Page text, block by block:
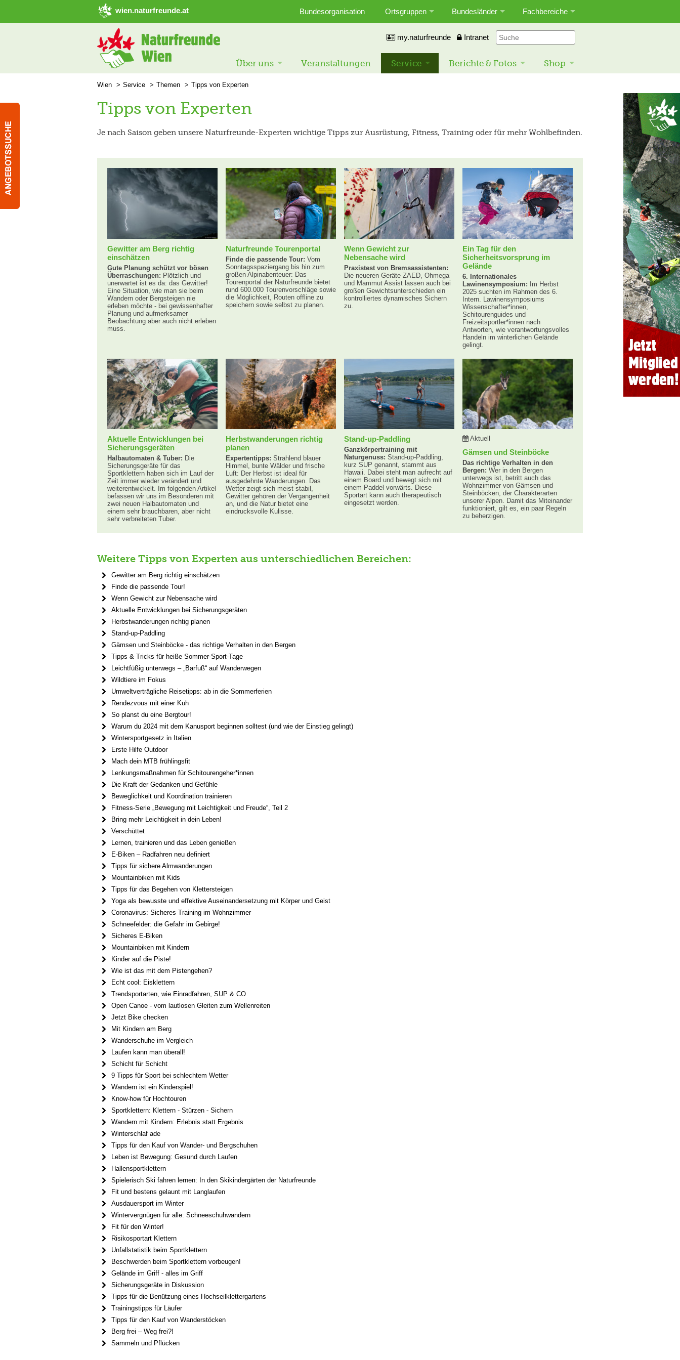
➜ Hauptregion der Seite anspringen
wien.naturfreunde.at Bundesorganisation Ortsgruppen Bundesländer Fachbereiche
my.naturfreunde Intranet
Über uns Veranstaltungen Service Berichte & Fotos Shop
Wien Service Themen Tipps von Experten
Tipps von Experten
Je nach Saison geben unsere Naturfreunde-Experten wichtige Tipps zur Ausrüstung, Fitness, Training oder für mehr Wohlbefinden.
Gewitter am Berg richtig
einschätzen
Gute Planung schützt vor bösen
Überraschungen: Plötzlich und
unerwartet ist es da: das Gewitter!
Eine Situation, wie man sie beim
Wandern oder Bergsteigen nie
erleben möchte - bei gewissenhafter
Planung und aufmerksamer
Beobachtung aber auch nicht erleben
muss.
Naturfreunde Tourenportal
Finde die passende Tour: Vom
Sonntagsspaziergang bis hin zum
großen Alpinabenteuer: Das
Tourenportal der Naturfreunde bietet
rund 600.000 Tourenvorschläge sowie
die Möglichkeit, Routen offline zu
speichern sowie selbst zu planen.
Wenn Gewicht zur
Nebensache wird
Praxistest von Bremsassistenten:
Die neueren Geräte ZAED, Ohmega
und Mammut Assist lassen auch bei
großen Gewichtsunterschieden ein
kontrolliertes dynamisches Sichern
zu.
Ein Tag für den
Sicherheitsvorsprung im
Gelände
6. Internationales
Lawinensymposium: Im Herbst
2025 suchten im Rahmen des 6.
Intern. Lawinensymposiums
Wissenschafter*innen,
Schitourenguides und
Freizeitsportler*innen nach
Antworten, wie verantwortungsvolles
Handeln im winterlichen Gelände
gelingt.
Aktuelle Entwicklungen bei
Sicherungsgeräten
Halbautomaten & Tuber: Die
Sicherungsgeräte für das
Sportklettern haben sich im Lauf der
Zeit immer wieder verändert und
weiterentwickelt. Im folgenden Artikel
befassen wir uns im Besonderen mit
zwei neuen Halbautomaten und
einem sehr brauchbaren, aber nicht
sehr verbreiteten Tuber.
Herbstwanderungen richtig
planen
Expertentipps: Strahlend blauer
Himmel, bunte Wälder und frische
Luft: Der Herbst ist ideal für
ausgedehnte Wanderungen. Das
Wetter zeigt sich meist stabil,
Gewitter gehören der Vergangenheit
an, und die Natur bietet eine
eindrucksvolle Kulisse.
Stand-up-Paddling
Ganzkörpertraining mit
Naturgenuss: Stand-up-Paddling,
kurz SUP genannt, stammt aus
Hawaii. Dabei steht man aufrecht auf
einem Board und bewegt sich mit
einem Paddel vorwärts. Diese
Sportart kann auch therapeutisch
eingesetzt werden.
Aktuell
Gämsen und Steinböcke
Das richtige Verhalten in den
Bergen: Wer in den Bergen
unterwegs ist, betritt auch das
Wohnzimmer von Gämsen und
Steinböcken, der Charakterarten
unserer Alpen. Damit das Miteinander
funktioniert, gilt es, ein paar Regeln
zu beherzigen.
Weitere Tipps von Experten aus unterschiedlichen Bereichen:
Gewitter am Berg richtig einschätzen
Finde die passende Tour!
Wenn Gewicht zur Nebensache wird
Aktuelle Entwicklungen bei Sicherungsgeräten
Herbstwanderungen richtig planen
Stand-up-Paddling
Gämsen und Steinböcke - das richtige Verhalten in den Bergen
Tipps & Tricks für heiße Sommer-Sport-Tage
Leichtfüßig unterwegs – „Barfuß“ auf Wanderwegen
Wildtiere im Fokus
Umweltverträgliche Reisetipps: ab in die Sommerferien
Rendezvous mit einer Kuh
So planst du eine Bergtour!
Warum du 2024 mit dem Kanusport beginnen solltest (und wie der Einstieg gelingt)
Wintersportgesetz in Italien
Erste Hilfe Outdoor
Mach dein MTB frühlingsfit
Lenkungsmaßnahmen für Schitourengeher*innen
Die Kraft der Gedanken und Gefühle
Beweglichkeit und Koordination trainieren
Fitness-Serie „Bewegung mit Leichtigkeit und Freude“, Teil 2
Bring mehr Leichtigkeit in dein Leben!
Verschüttet
Lernen, trainieren und das Leben genießen
E-Biken – Radfahren neu definiert
Tipps für sichere Almwanderungen
Mountainbiken mit Kids
Tipps für das Begehen von Klettersteigen
Yoga als bewusste und effektive Auseinandersetzung mit Körper und Geist
Coronavirus: Sicheres Training im Wohnzimmer
Schneefelder: die Gefahr im Gebirge!
Sicheres E-Biken
Mountainbiken mit Kindern
Kinder auf die Piste!
Wie ist das mit dem Pistengehen?
Echt cool: Eisklettern
Trendsportarten, wie Einradfahren, SUP & CO
Open Canoe - vom lautlosen Gleiten zum Wellenreiten
Jetzt Bike checken
Mit Kindern am Berg
Wanderschuhe im Vergleich
Laufen kann man überall!
Schicht für Schicht
9 Tipps für Sport bei schlechtem Wetter
Wandern ist ein Kinderspiel!
Know-how für Hochtouren
Sportklettern: Klettern - Stürzen - Sichern
Wandern mit Kindern: Erlebnis statt Ergebnis
Winterschlaf ade
Tipps für den Kauf von Wander- und Bergschuhen
Leben ist Bewegung: Gesund durch Laufen
Hallensportklettern
Spielerisch Ski fahren lernen: In den Skikindergärten der Naturfreunde
Fit und bestens gelaunt mit Langlaufen
Ausdauersport im Winter
Wintervergnügen für alle: Schneeschuhwandern
Fit für den Winter!
Risikosportart Klettern
Unfallstatistik beim Sportklettern
Beschwerden beim Sportklettern vorbeugen!
Gelände im Griff - alles im Griff
Sicherungsgeräte in Diskussion
Tipps für die Benützung eines Hochseilklettergartens
Trainingstipps für Läufer
Tipps für den Kauf von Wanderstöcken
Berg frei – Weg frei?!
Sammeln und Pflücken